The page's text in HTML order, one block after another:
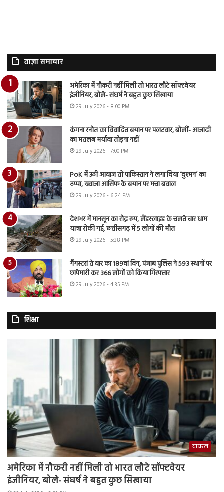
ताज़ा समाचार
अमेरिका में नौकरी नहीं मिली तो भारत लौटे सॉफ्टवेयर
इंजीनियर, बोले- संघर्ष ने बहुत कुछ सिखाया
29 July 2026 - 8:00 PM
कंगना रनौत का विवादित बयान पर पलटवार, बोलीं- आजादी
का मतलब मर्यादा तोड़ना नहीं
29 July 2026 - 7:00 PM
PoK में उठी आवाज तो पाकिस्तान ने लगा दिया ‘दुश्मन’ का
ठप्पा, ख्वाजा आसिफ के बयान पर मचा बवाल
29 July 2026 - 6:24 PM
देशभर में मानसून का रौद्र रुप, लैंडस्लाइड के चलते चार धाम
यात्रा रोकी गई, छत्तीसगढ़ में 5 लोगों की मौत
29 July 2026 - 5:38 PM
गैंगस्टरां ते वार का 189वां दिन, पंजाब पुलिस ने 593 स्थानों पर
छापेमारी कर 366 लोगों को किया गिरफ्तार
29 July 2026 - 4:35 PM
शिक्षा
वायरल
अमेरिका में नौकरी नहीं मिली तो भारत लौटे सॉफ्टवेयर
इंजीनियर, बोले- संघर्ष ने बहुत कुछ सिखाया